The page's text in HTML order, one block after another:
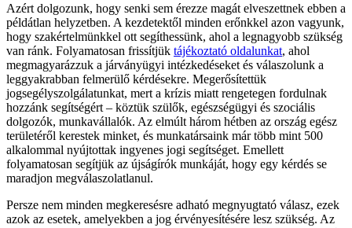
Azért dolgozunk, hogy senki sem érezze magát elveszettnek ebben a
példátlan helyzetben. A kezdetektől minden erőnkkel azon vagyunk,
hogy szakértelmünkkel ott segíthessünk, ahol a legnagyobb szükség
van ránk. Folyamatosan frissítjük tájékoztató oldalunkat, ahol
megmagyarázzuk a járványügyi intézkedéseket és válaszolunk a
leggyakrabban felmerülő kérdésekre. Megerősítettük
jogsegélyszolgálatunkat, mert a krízis miatt rengetegen fordulnak
hozzánk segítségért – köztük szülők, egészségügyi és szociális
dolgozók, munkavállalók. Az elmúlt három hétben az ország egész
területéről kerestek minket, és munkatársaink már több mint 500
alkalommal nyújtottak ingyenes jogi segítséget. Emellett
folyamatosan segítjük az újságírók munkáját, hogy egy kérdés se
maradjon megválaszolatlanul.
Persze nem minden megkeresésre adható megnyugtató válasz, ezek
azok az esetek, amelyekben a jog érvényesítésére lesz szükség. Az